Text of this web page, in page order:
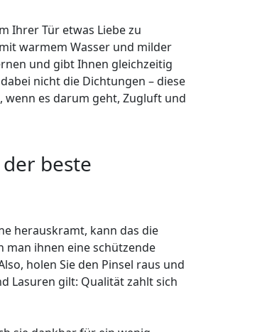
Ihrer Tür etwas Liebe zu
warmem Wasser und milder
und gibt Ihnen gleichzeitig
nicht die Dichtungen – diese
es darum geht, Zugluft und
beste
herauskramt, kann das die
man ihnen eine schützende
holen Sie den Pinsel raus und
Lasuren gilt: Qualität zahlt sich